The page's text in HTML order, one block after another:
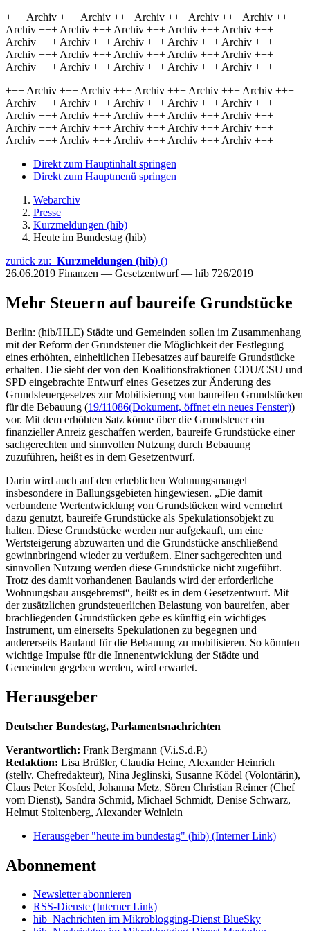
+++ Archiv +++ Archiv +++ Archiv +++ Archiv +++ Archiv +++
Archiv +++ Archiv +++ Archiv +++ Archiv +++ Archiv +++
Archiv +++ Archiv +++ Archiv +++ Archiv +++ Archiv +++
Archiv +++ Archiv +++ Archiv +++ Archiv +++ Archiv +++
Archiv +++ Archiv +++ Archiv +++ Archiv +++ Archiv +++
+++ Archiv +++ Archiv +++ Archiv +++ Archiv +++ Archiv +++
Archiv +++ Archiv +++ Archiv +++ Archiv +++ Archiv +++
Archiv +++ Archiv +++ Archiv +++ Archiv +++ Archiv +++
Archiv +++ Archiv +++ Archiv +++ Archiv +++ Archiv +++
Archiv +++ Archiv +++ Archiv +++ Archiv +++ Archiv +++
Direkt zum Hauptinhalt springen
Direkt zum Hauptmenü springen
Webarchiv
Presse
Kurzmeldungen (hib)
Heute im Bundestag (hib)
zurück zu: Kurzmeldungen (hib) ()
26.06.2019 Finanzen — Gesetzentwurf — hib 726/2019
Mehr Steuern auf baureife Grundstücke
Berlin: (hib/HLE) Städte und Gemeinden sollen im Zusammenhang
mit der Reform der Grundsteuer die Möglichkeit der Festlegung
eines erhöhten, einheitlichen Hebesatzes auf baureife Grundstücke
erhalten. Die sieht der von den Koalitionsfraktionen CDU/CSU und
SPD eingebrachte Entwurf eines Gesetzes zur Änderung des
Grundsteuergesetzes zur Mobilisierung von baureifen Grundstücken
für die Bebauung (19/11086(Dokument, öffnet ein neues Fenster))
vor. Mit dem erhöhten Satz könne über die Grundsteuer ein
finanzieller Anreiz geschaffen werden, baureife Grundstücke einer
sachgerechten und sinnvollen Nutzung durch Bebauung
zuzuführen, heißt es in dem Gesetzentwurf.
Darin wird auch auf den erheblichen Wohnungsmangel
insbesondere in Ballungsgebieten hingewiesen. „Die damit
verbundene Wertentwicklung von Grundstücken wird vermehrt
dazu genutzt, baureife Grundstücke als Spekulationsobjekt zu
halten. Diese Grundstücke werden nur aufgekauft, um eine
Wertsteigerung abzuwarten und die Grundstücke anschließend
gewinnbringend wieder zu veräußern. Einer sachgerechten und
sinnvollen Nutzung werden diese Grundstücke nicht zugeführt.
Trotz des damit vorhandenen Baulands wird der erforderliche
Wohnungsbau ausgebremst“, heißt es in dem Gesetzentwurf. Mit
der zusätzlichen grundsteuerlichen Belastung von baureifen, aber
brachliegenden Grundstücken gebe es künftig ein wichtiges
Instrument, um einerseits Spekulationen zu begegnen und
andererseits Bauland für die Bebauung zu mobilisieren. So könnten
wichtige Impulse für die Innenentwicklung der Städte und
Gemeinden gegeben werden, wird erwartet.
Herausgeber
Deutscher Bundestag, Parlamentsnachrichten
Verantwortlich: Frank Bergmann (V.i.S.d.P.)
Redaktion: Lisa Brüßler, Claudia Heine, Alexander Heinrich
(stellv. Chefredakteur), Nina Jeglinski, Susanne Ködel (Volontärin),
Claus Peter Kosfeld, Johanna Metz, Sören Christian Reimer (Chef
vom Dienst), Sandra Schmid, Michael Schmidt, Denise Schwarz,
Helmut Stoltenberg, Alexander Weinlein
Herausgeber "heute im bundestag" (hib) (Interner Link)
Abonnement
Newsletter abonnieren
RSS-Dienste (Interner Link)
hib_Nachrichten im Mikroblogging-Dienst BlueSky